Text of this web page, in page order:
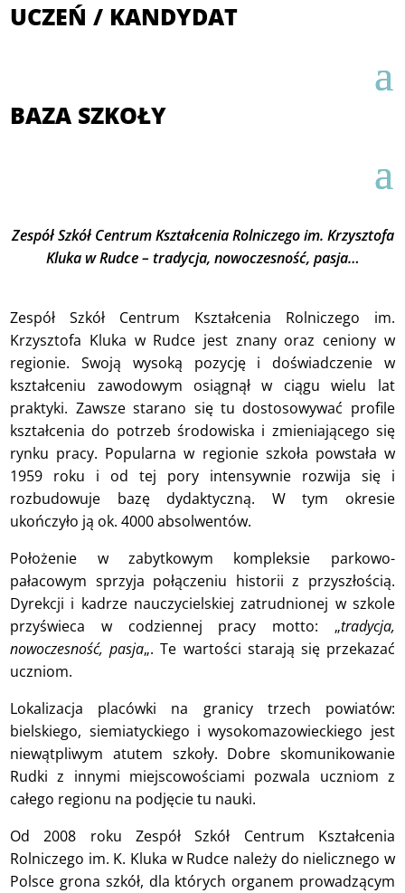
UCZEŃ / KANDYDAT
BAZA SZKOŁY
Zespół Szkół Centrum Kształcenia Rolniczego im. Krzysztofa
Kluka w Rudce – tradycja, nowoczesność, pasja…
Zespół Szkół Centrum Kształcenia Rolniczego im.
Krzysztofa Kluka w Rudce jest znany oraz ceniony w
regionie. Swoją wysoką pozycję i doświadczenie w
kształceniu zawodowym osiągnął w ciągu wielu lat
praktyki. Zawsze starano się tu dostosowywać profile
kształcenia do potrzeb środowiska i zmieniającego się
rynku pracy. Popularna w regionie szkoła powstała w
1959 roku i od tej pory intensywnie rozwija się i
rozbudowuje bazę dydaktyczną. W tym okresie
ukończyło ją ok. 4000 absolwentów.
Położenie w zabytkowym kompleksie parkowo-
pałacowym sprzyja połączeniu historii z przyszłością.
Dyrekcji i kadrze nauczycielskiej zatrudnionej w szkole
przyświeca w codziennej pracy motto: „tradycja,
nowoczesność, pasja„. Te wartości starają się przekazać
uczniom.
Lokalizacja placówki na granicy trzech powiatów:
bielskiego, siemiatyckiego i wysokomazowieckiego jest
niewątpliwym atutem szkoły. Dobre skomunikowanie
Rudki z innymi miejscowościami pozwala uczniom z
całego regionu na podjęcie tu nauki.
Od 2008 roku Zespół Szkół Centrum Kształcenia
Rolniczego im. K. Kluka w Rudce należy do nielicznego w
Polsce grona szkół, dla których organem prowadzącym